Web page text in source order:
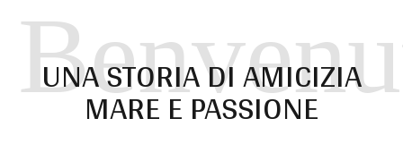
UNA STORIA DI AMICIZIA
MARE E PASSIONE